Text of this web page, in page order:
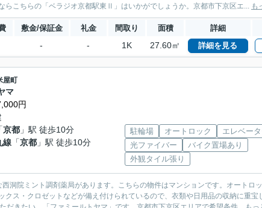
らこちらの「ベラジオ京都駅東Ⅱ」はいかがでしょうか。京都市下京区エ... も
敷金/保証金 礼金 間取り 面積 詳細
- - 1K 27.60㎡ 詳細を見る
屋町
マ
円
「京都 」駅 徒歩10分
線 「京都 」駅 徒歩10分
駐輪場 オートロック
エレベー
光ファイバー
バイク置場あり
外観タイル張り
洞院ミント調剤薬局があります。こちらの物件はマンションです。オートロッ
ス・クロゼットなどが備え付けられているので、衣類や日用品の収納に重宝